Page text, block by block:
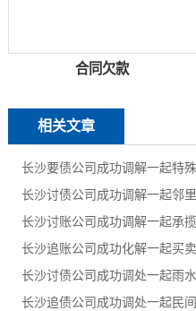
合同欠款
相关文章